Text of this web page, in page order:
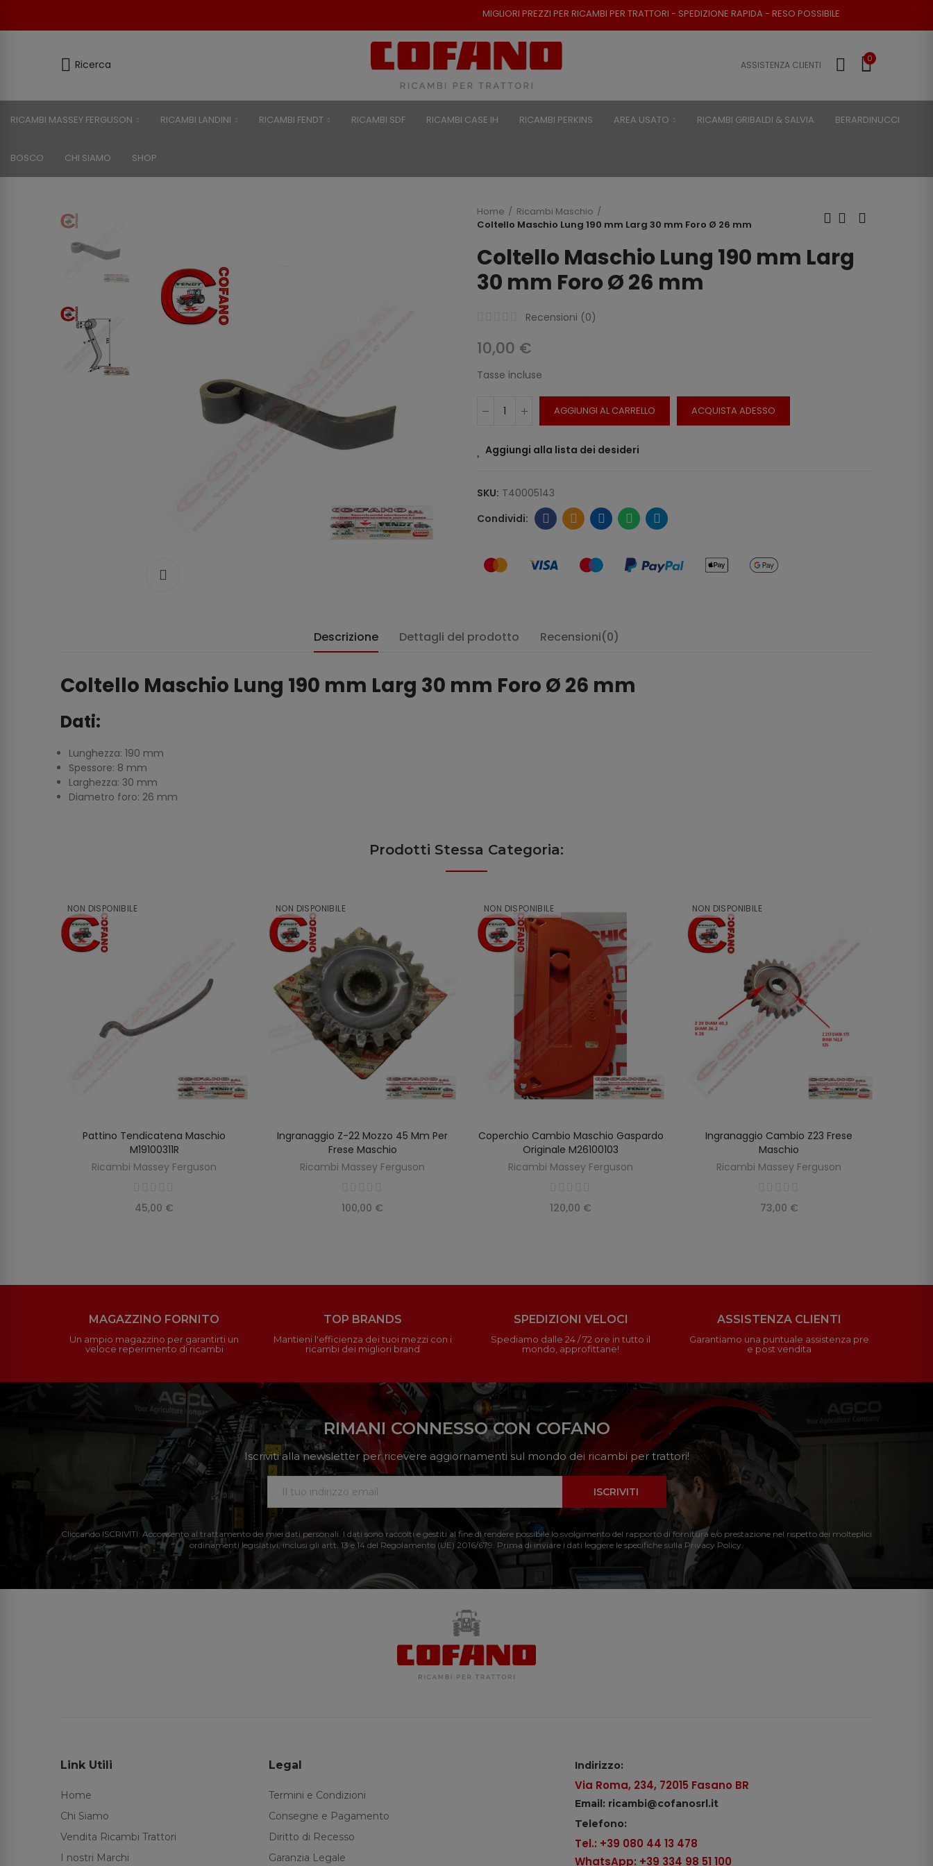
MIGLIORI PREZZI PER RICAMBI PER TRATTORI - SPEDIZIONE RAPIDA - RESO POSSIBILE
Ricerca ASSISTENZA CLIENTI
0
RICAMBI MASSEY FERGUSON RICAMBI LANDINI RICAMBI FENDT RICAMBI SDF RICAMBI CASE IH RICAMBI PERKINS AREA USATO RICAMBI GRIBALDI & SALVIA BERARDINUCCI
BOSCO CHI SIAMO SHOP
Home
Ricambi Maschio
Coltello Maschio Lung 190 mm Larg 30 mm Foro Ø 26 mm
Coltello Maschio Lung 190 mm Larg
30 mm Foro Ø 26 mm
Recensioni (0)
10,00 €
Tasse incluse
AGGIUNGI AL CARRELLO ACQUISTA ADESSO
Aggiungi alla lista dei desideri
SKU: T40005143
Descrizione Dettagli del prodotto Recensioni(0)
Coltello Maschio Lung 190 mm Larg 30 mm Foro Ø 26 mm
Dati:
Lunghezza: 190 mm
Spessore: 8 mm
Larghezza: 30 mm
Diametro foro: 26 mm
Prodotti Stessa Categoria:
NON DISPONIBILE
SCOPRIRE
Pattino Tendicatena Maschio
M19100311R
Ricambi Massey Ferguson
45,00 €
NON DISPONIBILE
SCOPRIRE
Ingranaggio Z-22 Mozzo 45 Mm Per
Frese Maschio
Ricambi Massey Ferguson
100,00 €
NON DISPONIBILE
SCOPRIRE
Coperchio Cambio Maschio Gaspardo
Originale M26100103
Ricambi Massey Ferguson
120,00 €
NON DISPONIBILE
SCOPRIRE
Ingranaggio Cambio Z23 Frese
Maschio
Ricambi Massey Ferguson
73,00 €
MAGAZZINO FORNITO
Un ampio magazzino per garantirti un
veloce reperimento di ricambi
TOP BRANDS
Mantieni l'efficienza dei tuoi mezzi con i
ricambi dei migliori brand
SPEDIZIONI VELOCI
Spediamo dalle 24 / 72 ore in tutto il
mondo, approfittane!
ASSISTENZA CLIENTI
Garantiamo una puntuale assistenza pre
e post vendita
RIMANI CONNESSO CON COFANO
Iscriviti alla newsletter per ricevere aggiornamenti sul mondo dei ricambi per trattori!
ISCRIVITI
Cliccando ISCRIVITI: Acconsento al trattamento dei miei dati personali. I dati sono raccolti e gestiti al fine di rendere possibile lo svolgimento del rapporto di fornitura e/o prestazione nel rispetto dei molteplici
ordinamenti legislativi, inclusi gli artt. 13 e 14 del Regolamento (UE) 2016/679. Prima di inviare i dati leggere le specifiche sulla Privacy Policy.
Link Utili
Home
Chi Siamo
Vendita Ricambi Trattori
I nostri Marchi
Legal
Termini e Condizioni
Consegne e Pagamento
Diritto di Recesso
Garanzia Legale
Indirizzo:
Via Roma, 234, 72015 Fasano BR
Email: ricambi@cofanosrl.it
Telefono:
Tel.: +39 080 44 13 478
WhatsApp: +39 334 98 51 100